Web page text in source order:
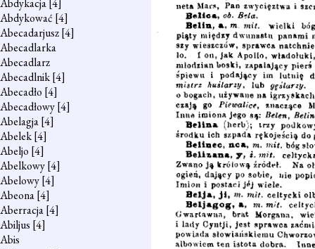
Abdykacja[4]
Abdykować [4]
Abecadarjusz[4]
Abecadlarka
Abecadlarz
Abecadlnik[4]
Abecadło [4]
Abecadłowy[4]
Abelagja[4]
Abelek[4]
Abeljo [4]
Abelkowy[4]
Abelowy[4]
Abeona[4]
Aberracja[4]
Abiljus [4]
Abis